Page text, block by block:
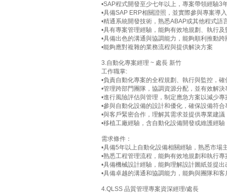
•SAP程式開發至少七年以上，專案帶領經驗3
•具備SAP ERP相關證照，並實際參與專案導
•精通系統開發技術，熟悉ABAP或其他程式語
•具有專案管理經驗，能夠有效地規劃、執行
•具備出色的溝通與協調能力，能夠順利推動
•能夠應對複雜的業務流程與提供解決方案
3.自動化專案經理 ~ 處長 新竹
工作職掌:
•負責自動化專案的全程規劃、執行與監控，
•管理跨部門團隊，協調資源分配，並有效解
•進行風險評估與管理，制定應急方案以減少
•參與自動化設備的設計和優化，確保設備符
•與客戶緊密合作，理解其需求並提供專業建
•移植工廠經驗，含自動化設備開發或維護經驗
需求條件：
•具備5年以上自動化設備相關經驗，熟悉市場
•熟悉工程管理流程，能夠有效地規劃和執行專
•具備機械設計經驗，能夠理解設計圖紙並提
•具備卓越的溝通和協調能力，能夠與團隊和客
4.QLSS 品質管理專案資深經理/處長